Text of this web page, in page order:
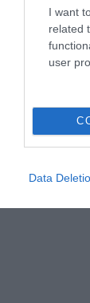
I want
related
user
Data
óvni, így az